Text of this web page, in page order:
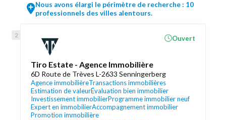
Nous avons élargi le périmètre de recherche : 10
professionnels des villes alentours.
Tiro Estate - Agence Immobilière
6D Route de Trèves L-2633 Senningerberg
Agence immobilièreTransactions immobilières
Estimation de valeurÉvaluation bien immobilier
Investissement immobilierProgramme immobilier neuf
Expert en immobilierAccompagnement immobilier
Promotion immobilière
Ouvert